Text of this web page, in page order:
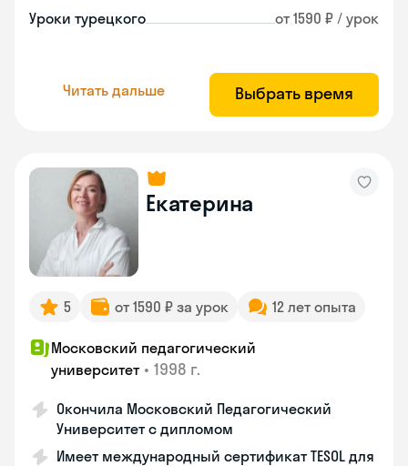
Уроки турецкого от 1590 ₽ / урок
Читать дальше Выбрать время
Екатерина
5 от 1590 ₽ за урок 12 лет опыта
Московский педагогический
университет • 1998 г.
Окончила Московский Педагогический
Университет с дипломом
Имеет международный сертификат TESOL для